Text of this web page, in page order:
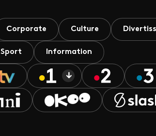
Corporate Culture
Sport Information